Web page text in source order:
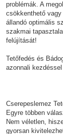
problémák. A
csökkenthető
állandó optimális
szakmai
felújítását!
Tetőfedés és
azonnali
Cserepeslemez
Egyre többen
Nem véletlen,
gyorsan